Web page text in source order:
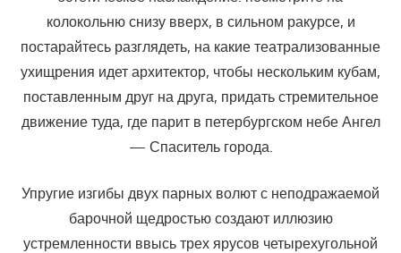
колокольню снизу вверх, в сильном ракурсе, и
постарайтесь разглядеть, на какие театрализованные
ухищрения идет архитектор, чтобы нескольким кубам,
поставленным друг на друга, придать стремительное
движение туда, где парит в петербургском небе Ангел
— Спаситель города.
Упругие изгибы двух парных волют с неподражаемой
барочной щедростью создают иллюзию
устремленности ввысь трех ярусов четырехугольной